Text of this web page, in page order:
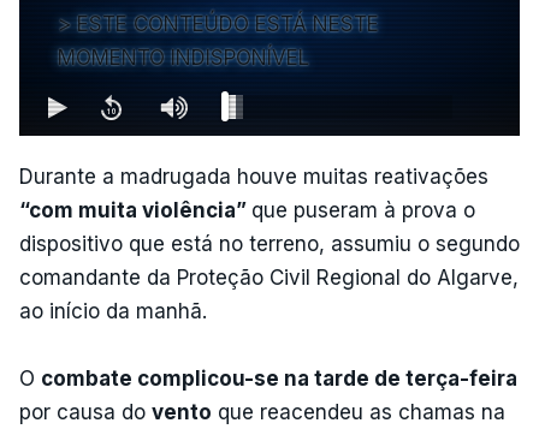
ESTE CONTEÚDO ESTÁ NESTE
MOMENTO INDISPONÍVEL
Durante a madrugada houve muitas reativações
“com muita violência” que puseram à prova o
dispositivo que está no terreno, assumiu o segundo
comandante da Proteção Civil Regional do Algarve,
ao início da manhã.
O combate complicou-se na tarde de terça-feira
por causa do vento que reacendeu as chamas na